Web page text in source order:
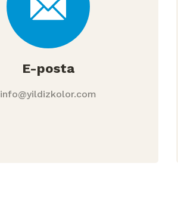
E-posta
info@yildizkolor.com